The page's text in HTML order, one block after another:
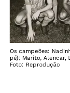
Os campeões:
pé); Marito, Alencar,
Foto: Reprodução